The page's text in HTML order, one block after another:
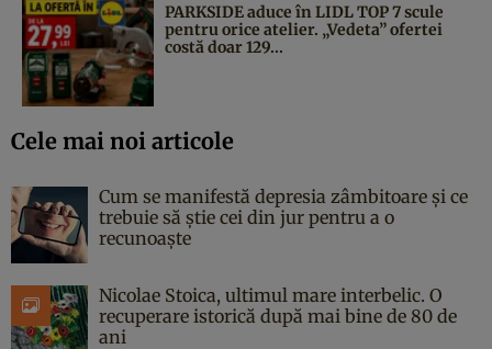
PARKSIDE aduce în LIDL TOP 7 scule
pentru orice atelier. „Vedeta” ofertei
costă doar 129...
Cele mai noi articole
Cum se manifestă depresia zâmbitoare și ce
trebuie să știe cei din jur pentru a o
recunoaște
Nicolae Stoica, ultimul mare interbelic. O
recuperare istorică după mai bine de 80 de
ani